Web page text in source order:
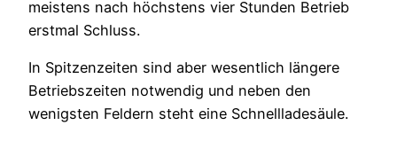
meistens nach höchstens vier Stunden Betrieb
erstmal Schluss.
In Spitzenzeiten sind aber wesentlich längere
Betriebszeiten notwendig und neben den
wenigsten Feldern steht eine Schnellladesäule.